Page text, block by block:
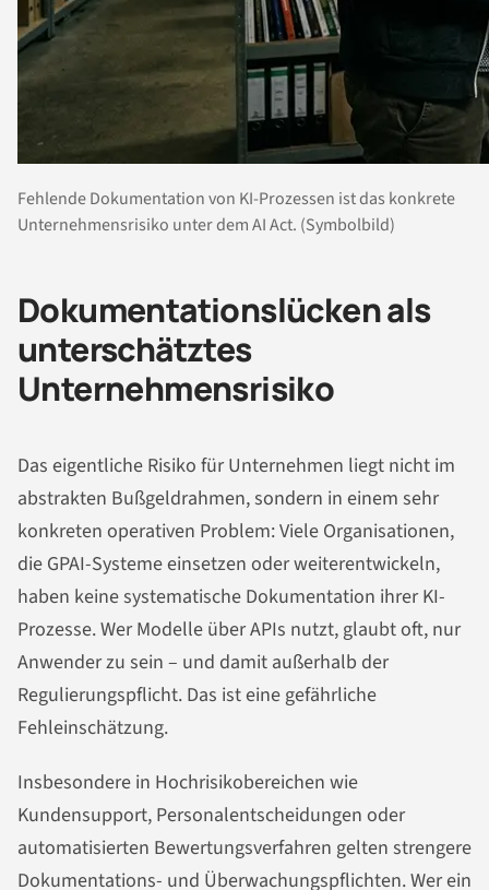
Fehlende Dokumentation von KI-Prozessen ist das konkrete
Unternehmensrisiko unter dem AI Act. (Symbolbild)
Dokumentationslücken als
unterschätztes
Unternehmensrisiko
Das eigentliche Risiko für Unternehmen liegt nicht im
abstrakten Bußgeldrahmen, sondern in einem sehr
konkreten operativen Problem: Viele Organisationen,
die GPAI-Systeme einsetzen oder weiterentwickeln,
haben keine systematische Dokumentation ihrer KI-
Prozesse. Wer Modelle über APIs nutzt, glaubt oft, nur
Anwender zu sein – und damit außerhalb der
Regulierungspflicht. Das ist eine gefährliche
Fehleinschätzung.
Insbesondere in Hochrisikobereichen wie
Kundensupport, Personalentscheidungen oder
automatisierten Bewertungsverfahren gelten strengere
Dokumentations- und Überwachungspflichten. Wer ein